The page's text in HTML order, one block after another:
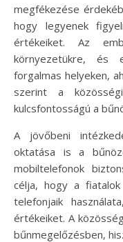
megfékezése
hogy legyenek
értékeiket. Az
környezetükre, és
forgalmas helyeken,
szerint a
kulcsfontosságú a
A jövőbeni
oktatása is a
mobiltelefonok
célja, hogy a
telefonjaik
értékeiket. A
bűnmegelőzésben,